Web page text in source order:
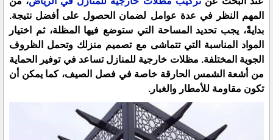
المهم النظر في عدة عوامل لضمان الحصول على أفضل نتيجة.
بدايةً، يجب تحديد المساحة التي ستوضع فيها المظلة، ثم اختيار
المواد المناسبة التي تتماشى مع تصميم منزلك وتحمل الظروف
الجوية المختلفة. مظلات خارجية للمنازل تساعد في توفير الحماية
من أشعة الشمس الحارقة خاصة في فصل الصيف، كما يمكن أن
تكون مقاومة للأمطار والغبار.